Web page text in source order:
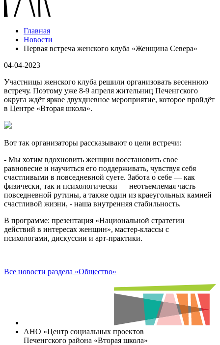
Главная
Новости
Первая встреча женского клуба «Женщина Севера»
04-04-2023
Участницы женского клуба решили организовать весеннюю
встречу. Поэтому уже 8-9 апреля жительниц Печенгского
округа ждёт яркое двухдневное мероприятие, которое пройдёт
в Центре «Вторая школа».
Вот так организаторы рассказывают о цели встречи:
- Мы хотим вдохновить женщин восстановить свое
равновесие и научиться его поддерживать, чувствуя себя
счастливыми в повседневной суете. Забота о себе — как
физически, так и психологически — неотъемлемая часть
повседневной рутины, а также один из краеугольных камней
счастливой жизни, - наша внутренняя стабильность.
В программе: презентация «Национальной стратегии
действий в интересах женщин», мастер-классы с
психологами, дискуссии и арт-практики.
Все новости раздела «Общество»
АНО «Центр социальных проектов
Печенгского района «Вторая школа»